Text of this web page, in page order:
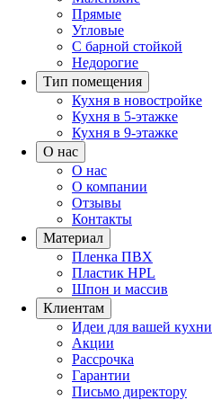
Прямые
Угловые
С барной стойкой
Недорогие
Тип помещения
Кухня в новостройке
Кухня в 5-этажке
Кухня в 9-этажке
О нас
О нас
О компании
Отзывы
Контакты
Материал
Пленка ПВХ
Пластик HPL
Шпон и массив
Клиентам
Идеи для вашей кухни
Акции
Рассрочка
Гарантии
Письмо директору